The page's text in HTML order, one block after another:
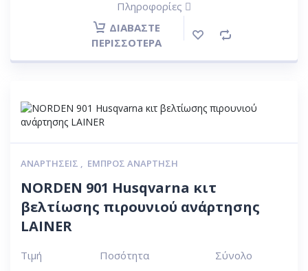
Πληροφορίες
ΔΙΑΒΆΣΤΕ
ΠΕΡΙΣΣΌΤΕΡΑ
ΑΝΑΡΤΉΣΕΙΣ , ΕΜΠΡΌΣ ΑΝΆΡΤΗΣΗ
NORDEN 901 Husqvarna κιτ
βελτίωσης πιρουνιού ανάρτησης
LAINER
Τιμή
Ποσότητα
Σύνολο